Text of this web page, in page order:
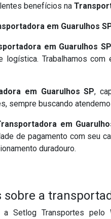
benefícios na
em Guarulhos
em Guarulhos SP
logística. Trabalhamos
em Guarulhos SP,
sempre buscando
em
de pagamento com seu
duradouro.
sobre a
a Setlog Transportes pelo